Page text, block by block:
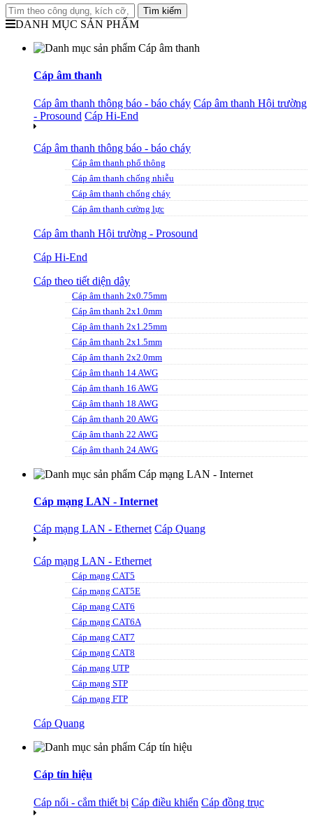
DANH MỤC SẢN PHẨM
Cáp âm thanh
Cáp âm thanh thông báo - báo cháy Cáp âm thanh Hội trường
- Prosound Cáp Hi-End
Cáp âm thanh thông báo - báo cháy
Cáp âm thanh phổ thông
Cáp âm thanh chống nhiễu
Cáp âm thanh chống cháy
Cáp âm thanh cường lực
Cáp âm thanh Hội trường - Prosound
Cáp Hi-End
Cáp theo tiết diện dây
Cáp âm thanh 2x0.75mm
Cáp âm thanh 2x1.0mm
Cáp âm thanh 2x1.25mm
Cáp âm thanh 2x1.5mm
Cáp âm thanh 2x2.0mm
Cáp âm thanh 14 AWG
Cáp âm thanh 16 AWG
Cáp âm thanh 18 AWG
Cáp âm thanh 20 AWG
Cáp âm thanh 22 AWG
Cáp âm thanh 24 AWG
Cáp mạng LAN - Internet
Cáp mạng LAN - Ethernet Cáp Quang
Cáp mạng LAN - Ethernet
Cáp mạng CAT5
Cáp mạng CAT5E
Cáp mạng CAT6
Cáp mạng CAT6A
Cáp mạng CAT7
Cáp mạng CAT8
Cáp mạng UTP
Cáp mạng STP
Cáp mạng FTP
Cáp Quang
Cáp tín hiệu
Cáp nối - cắm thiết bị Cáp điều khiển Cáp đồng trục